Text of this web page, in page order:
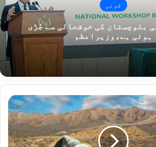
قومی
بلوچستان کی خوشحالی سے جُڑی
ہوئی ہے،وزیراعظم